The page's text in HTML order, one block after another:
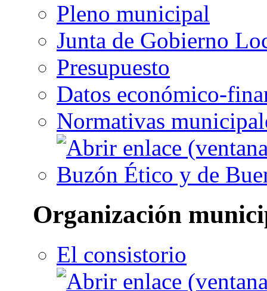
Pleno municipal
Junta de Gobierno
Presupuesto
Datos económico-
Normativas
Buzón Ético y de
Organización
El consistorio